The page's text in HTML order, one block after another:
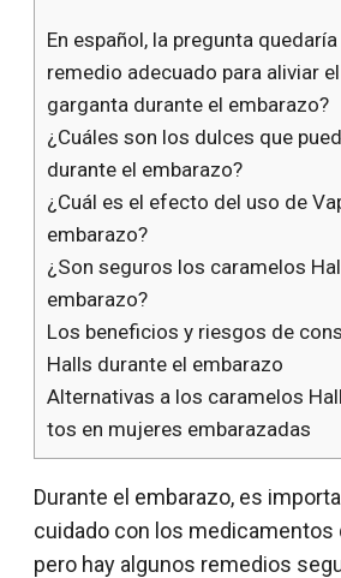
En español, la pregunta
remedio adecuado para aliviar
garganta durante el embarazo?
¿Cuáles son los dulces que
durante el embarazo?
¿Cuál es el efecto del uso de
embarazo?
¿Son seguros los caramelos
embarazo?
Los beneficios y riesgos de
Halls durante el embarazo
Alternativas a los caramelos
tos en mujeres embarazadas
Durante el embarazo, es
cuidado con los medicamentos
pero hay algunos remedios